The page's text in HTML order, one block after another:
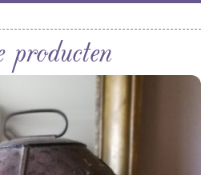
producten